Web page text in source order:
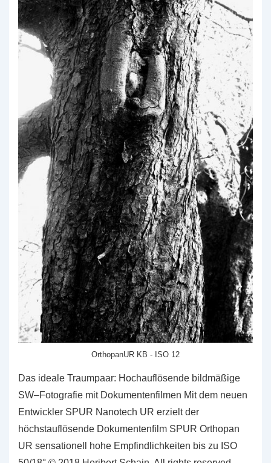
OrthopanUR KB - ISO 12
Das ideale Traumpaar: Hochauflösende bildmäßige
SW–Fotografie mit Dokumentenfilmen Mit dem neuen
Entwickler SPUR Nanotech UR erzielt der
höchstauflösende Dokumentenfilm SPUR Orthopan
UR sensationell hohe Empfindlichkeiten bis zu ISO